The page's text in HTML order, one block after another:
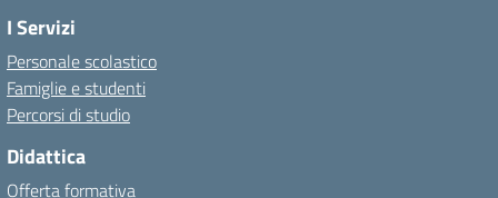
I Servizi
Personale scolastico
Famiglie e studenti
Percorsi di studio
Didattica
Offerta formativa